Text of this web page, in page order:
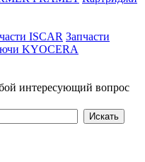
ISCAR Запчасти
KYOCERA
интересующий вопрос